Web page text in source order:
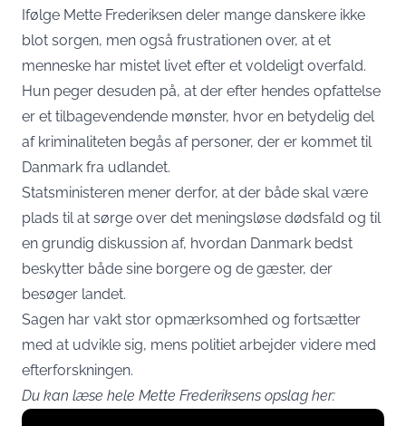
Ifølge Mette Frederiksen deler mange danskere ikke
blot sorgen, men også frustrationen over, at et
menneske har mistet livet efter et voldeligt overfald.
Hun peger desuden på, at der efter hendes opfattelse
er et tilbagevendende mønster, hvor en betydelig del
af kriminaliteten begås af personer, der er kommet til
Danmark fra udlandet.
Statsministeren mener derfor, at der både skal være
plads til at sørge over det meningsløse dødsfald og til
en grundig diskussion af, hvordan Danmark bedst
beskytter både sine borgere og de gæster, der
besøger landet.
Sagen har vakt stor opmærksomhed og fortsætter
med at udvikle sig, mens politiet arbejder videre med
efterforskningen.
Du kan læse hele Mette Frederiksens opslag her:
Display